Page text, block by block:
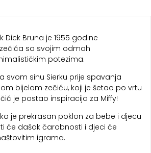
Dick Bruna je 1955 godine
sa svojim odmah
potezima.
svom sinu Sierku prije spavanja
bijelom zečiću, koji je šetao po vrtu
je postao inspiracija za Miffy!
je prekrasan poklon za bebe i djecu
će dašak čarobnosti i djeci će
igrama.